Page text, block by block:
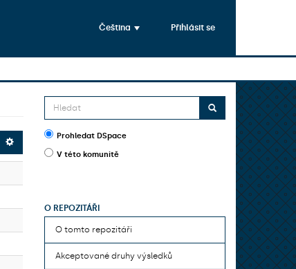
Čeština Přihlásit se
Prohledat DSpace
V této komunitě
O REPOZITÁŘI
O tomto repozitáři
Akceptované druhy výsledků